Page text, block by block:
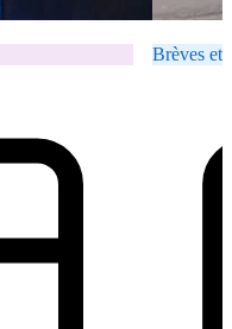
Brèves et